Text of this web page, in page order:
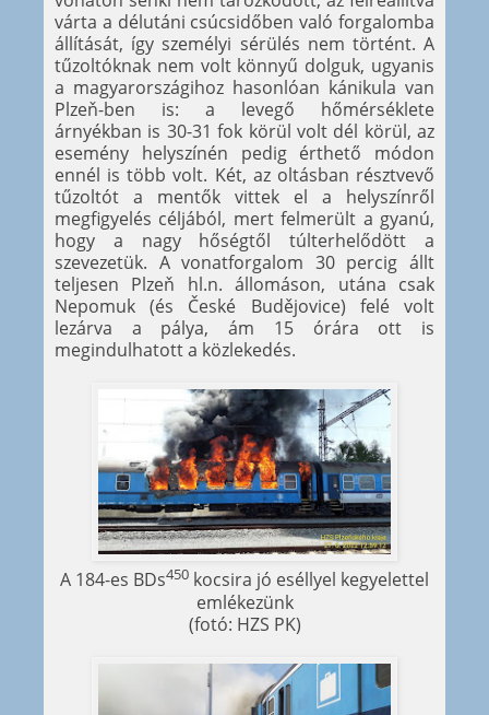
várta a délutáni csúcsidőben való forgalomba
állítását, így személyi sérülés nem történt. A
tűzoltóknak nem volt könnyű dolguk, ugyanis
a magyarországihoz hasonlóan kánikula van
Plzeň-ben is: a levegő hőmérséklete
árnyékban is 30-31 fok körül volt dél körül, az
esemény helyszínén pedig érthető módon
ennél is több volt. Két, az oltásban résztvevő
tűzoltót a mentők vittek el a helyszínről
megfigyelés céljából, mert felmerült a gyanú,
hogy a nagy hőségtől túlterhelődött a
szevezetük. A vonatforgalom 30 percig állt
teljesen Plzeň hl.n. állomáson, utána csak
Nepomuk (és České Budějovice) felé volt
lezárva a pálya, ám 15 órára ott is
megindulhatott a közlekedés.
A 184-es BDs450 kocsira jó eséllyel kegyelettel
emlékezünk
(fotó: HZS PK)